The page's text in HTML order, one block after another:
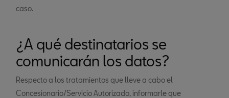
caso.
¿A qué destinatarios se
comunicarán los datos?
Respecto a los tratamientos que lleve a cabo el
Concesionario/Servicio Autorizado, informarle que